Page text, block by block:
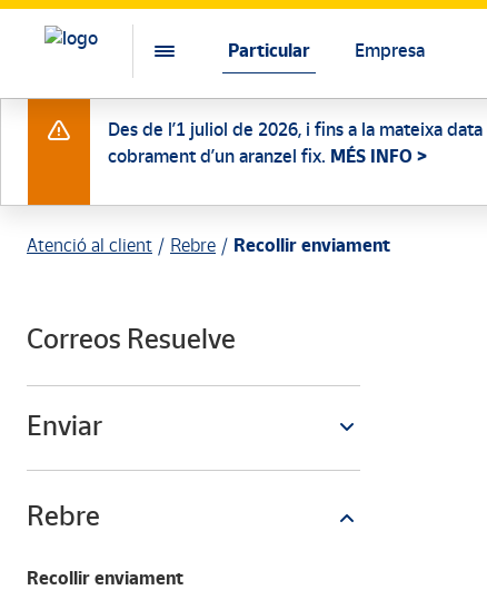
Particular Empresa
Des de l’1 juliol de 2026, i fins a la mateixa
cobrament d’un aranzel fix. MÉS INFO >
Atenció al client Rebre Recollir enviament
Correos Resuelve
Enviar
Rebre
Recollir enviament